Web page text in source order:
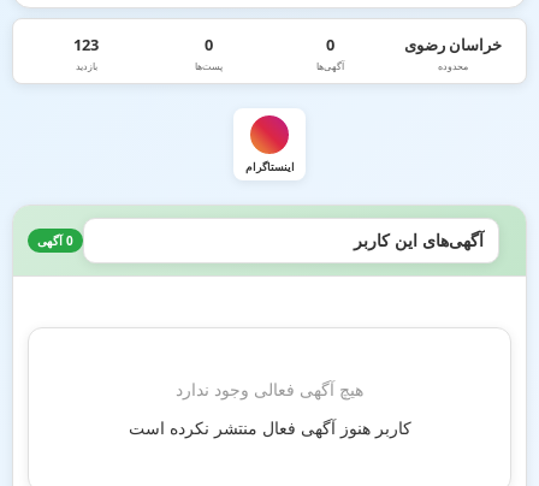
خراسان رضوی
محدوده
0
آگهی‌ها
0
پست‌ها
123
بازدید
اینستاگرام
آگهی‌های این کاربر 0 آگهی
هیچ آگهی فعالی وجود ندارد
کاربر هنوز آگهی فعال منتشر نکرده است